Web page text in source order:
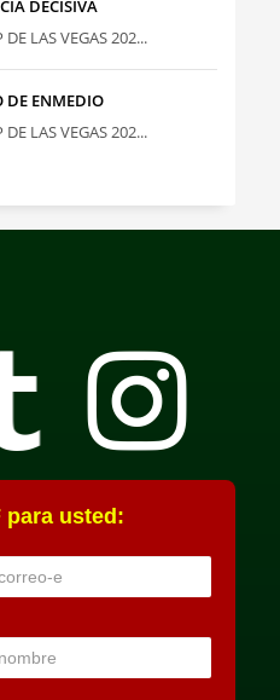
DECISIVA
LAS VEGAS 202...
DE ENMEDIO
LAS VEGAS 202...
para usted: